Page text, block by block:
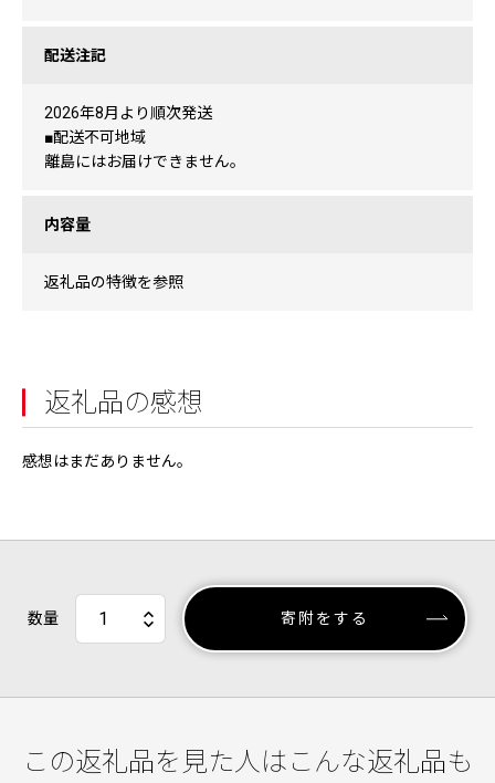
配送注記
2026年8月より順次発送
■配送不可地域
離島にはお届けできません。
内容量
返礼品の特徴を参照
返礼品の感想
感想はまだありません。
数量 寄附をする
この返礼品を見た人はこんな返礼品も